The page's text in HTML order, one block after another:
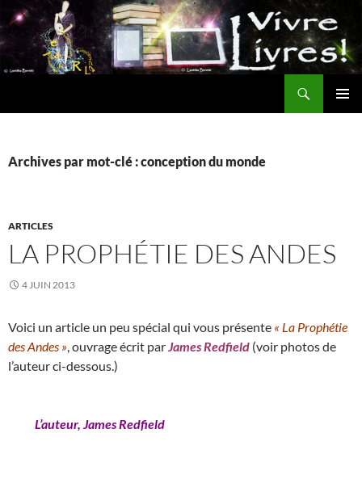
Aller
au
contenu
Archives par mot-clé : conception du monde
ARTICLES
LA PROPHÉTIE DES ANDES
4 JUIN 2013
Voici un article un peu spécial qui vous présente « La Prophétie
des Andes » , ouvrage écrit par James Redfield (voir photos de
l’auteur ci-dessous.)
L’auteur, James Redfield